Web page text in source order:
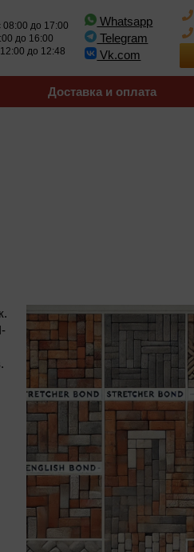
08:00 до 17:00
до 16:00
до 12:48
Whatsapp
Telegram
Vk.com
Доставка и оплата